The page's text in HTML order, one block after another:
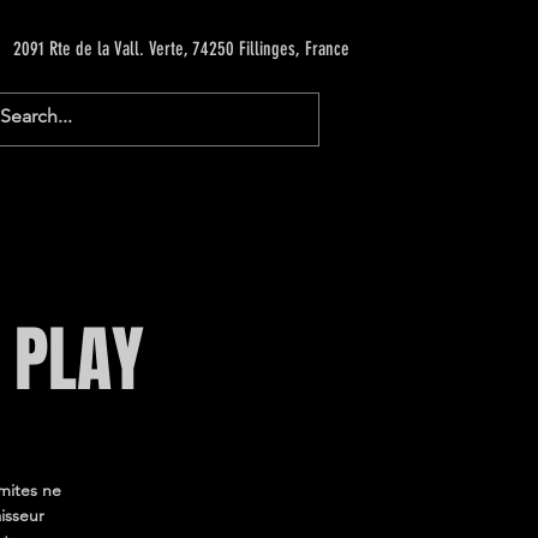
2091 Rte de la Vall. Verte, 74250 Fillinges, France
ne